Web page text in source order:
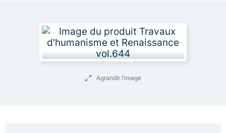
Agrandir l’image